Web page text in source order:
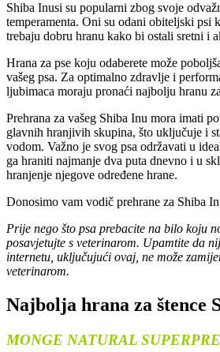
Shiba Inusi su popularni zbog svoje
temperamenta. Oni su odani obiteljski psi
trebaju dobru hranu kako bi ostali sretni i
Hrana za pse koju odaberete može
vašeg psa. Za optimalno zdravlje i
ljubimaca moraju pronaći najbolju hranu
Prehrana za vašeg Shiba Inu mora imati
glavnih hranjivih skupina, što uključuje i
vodom. Važno je svog psa održavati u
ga hraniti najmanje dva puta dnevno i u
hranjenje njegove određene hrane.
Donosimo vam vodič prehrane za Shiba
Prije nego što psa prebacite na bilo koju
posavjetujte s veterinarom. Upamtite da
internetu, uključujući ovaj, ne može
veterinarom.
Najbolja hrana za štence
MONGE NATURAL